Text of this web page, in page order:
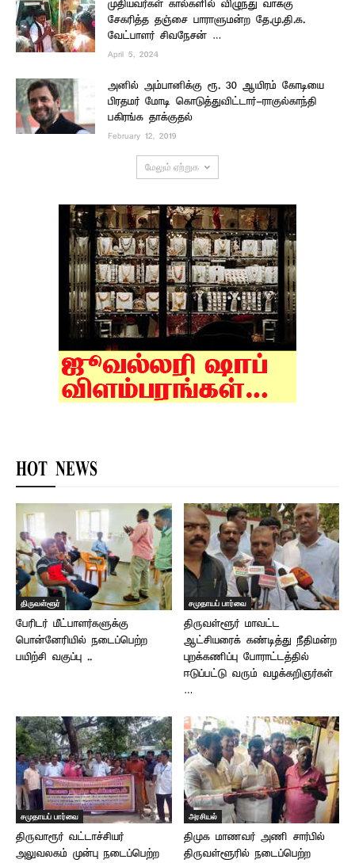
முதியவர்கள் கால்களில் விழுந்து வாக்கு
சேகரித்த தஞ்சை பாராளுமன்ற தே.மு.தி.க.
வேட்பாளர் சிவநேசன் …
April 5, 2024
அனில் அம்பானிக்கு ரூ. 30 ஆயிரம் கோடியை
பிரதமர் மோடி கொடுத்துவிட்டார்-ராகுல்காந்தி
பகிரங்க தாக்குதல்
February 12, 2019
மேலும் ஏற்றுக
HOT NEWS
திருவள்ளூர்
பேரிடர் மீட்பாளர்களுக்கு
பொன்னேரியில் நடைப்பெற்ற
பயிற்சி வகுப்பு ..
சமுதாயப் பார்வை
திருவள்ளூர் மாவட்ட
ஆட்சியரைக் கண்டித்து நீதிமன்ற
புறக்கணிப்பு போராட்டத்தில்
ஈடுப்பட்டு வரும் வழக்கறிஞர்கள்
…
சமுதாயப் பார்வை
திருவாரூர் வட்டாச்சியர்
அலுவலகம் முன்பு நடைப்பெற்ற
அரசியல்
திமுக மாணவர் அணி சார்பில்
திருவள்ளூரில் நடைப்பெற்ற